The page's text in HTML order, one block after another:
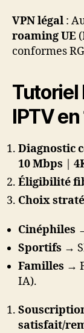
VPN légal :
roaming UE
conformes
Tutoriel
IPTV
Diagnostic
10 Mbps
Éligibilité
Choix
Cinéphiles
Sportifs →
Familles →
IA).
satisfait/